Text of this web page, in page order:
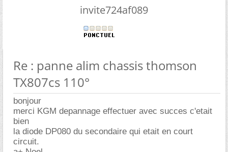
invite724af089
Re : panne alim chassis thomson
TX807cs 110°
bonjour
merci KGM depannage effectuer avec succes c'etait
bien
la diode DP080 du secondaire qui etait en court
circuit.